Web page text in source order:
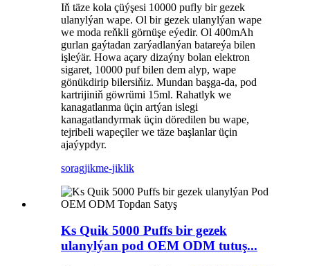
Iň täze kola çüýşesi 10000 pufly bir gezek
ulanylýan wape. Ol bir gezek ulanylýan wape
we moda reňkli görnüşe eýedir. Ol 400mAh
gurlan gaýtadan zarýadlanýan batareýa bilen
işleýär. Howa açary dizaýny bolan elektron
sigaret, 10000 puf bilen dem alyp, wape
gönükdirip bilersiňiz. Mundan başga-da, pod
kartrijiniň göwrümi 15ml. Rahatlyk we
kanagatlanma üçin artýan islegi
kanagatlandyrmak üçin döredilen bu wape,
tejribeli wapeçiler we täze başlanlar üçin
ajaýypdyr.
soragjikme-jiklik
Ks Quik 5000 Puffs bir gezek
ulanylýan pod OEM ODM tutuş...